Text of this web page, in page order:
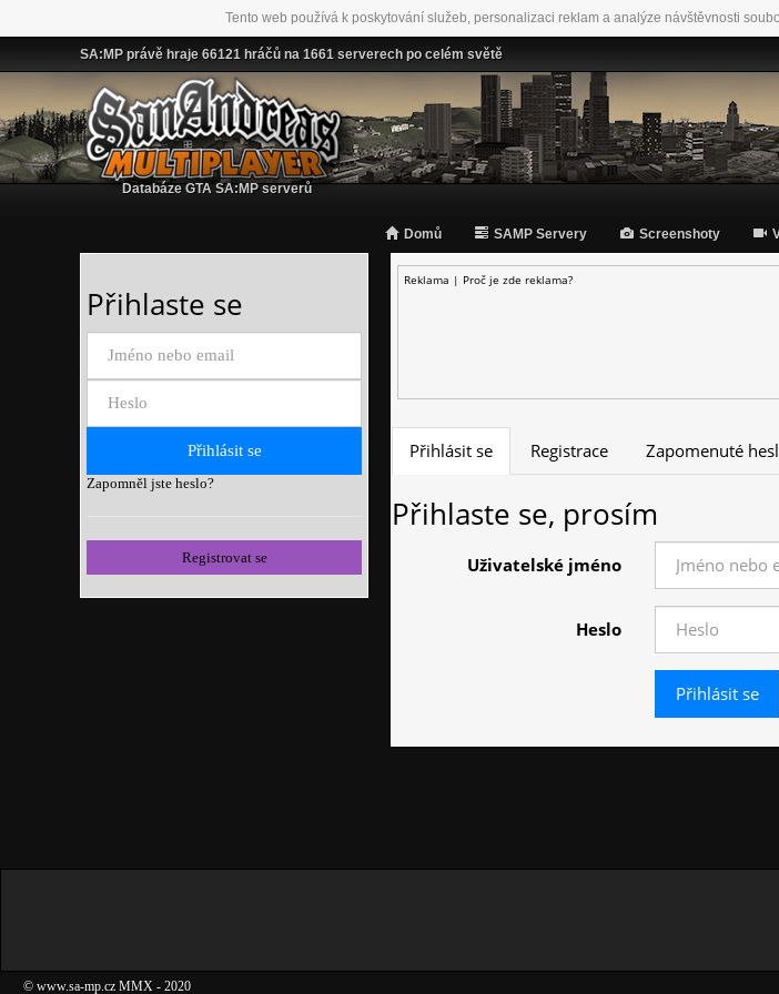
Tento web používá k poskytování služeb, personalizaci reklam a analýze návštěvnosti
SA:MP právě hraje 66121 hráčů na 1661 serverech po celém světě
Databáze GTA SA:MP serverů
Domů SAMP Servery Screenshoty
Reklama | Proč je zde reklama?
Přihlásit se Registrace Zapomenuté
Přihlaste se, prosím
Uživatelské jméno
Heslo
Přihlaste se
Zapomněl jste heslo?
Registrovat se
© www.sa-mp.cz MMX - 2020